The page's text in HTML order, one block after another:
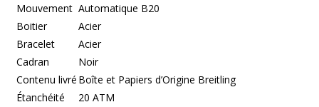
Mouvement Automatique B20
Boitier
Acier
Bracelet
Acier
Cadran
Noir
Contenu livré Boîte et Papiers d’Origine Breitling
Étanchéité
20 ATM